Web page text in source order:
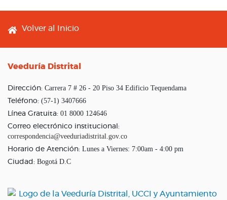
Footer menu
Volver al Inicio
Veeduría Distrital
Dirección: Carrera 7 # 26 - 20 Piso 34 Edificio Tequendama
Teléfono: (57-1) 3407666
Línea Gratuita: 01 8000 124646
Correo electrónico institucional:
correspondencia@veeduriadistrital.gov.co
Horario de Atención: Lunes a Viernes: 7:00am - 4:00 pm
Ciudad: Bogotá D.C